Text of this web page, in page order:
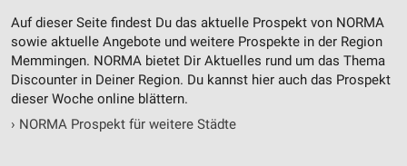
Auf dieser Seite findest Du das aktuelle Prospekt von NORMA
sowie aktuelle Angebote und weitere Prospekte in der Region
Memmingen. NORMA bietet Dir Aktuelles rund um das Thema
Discounter in Deiner Region. Du kannst hier auch das Prospekt
dieser Woche online blättern.
› NORMA Prospekt für weitere Städte